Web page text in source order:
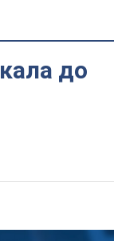
до